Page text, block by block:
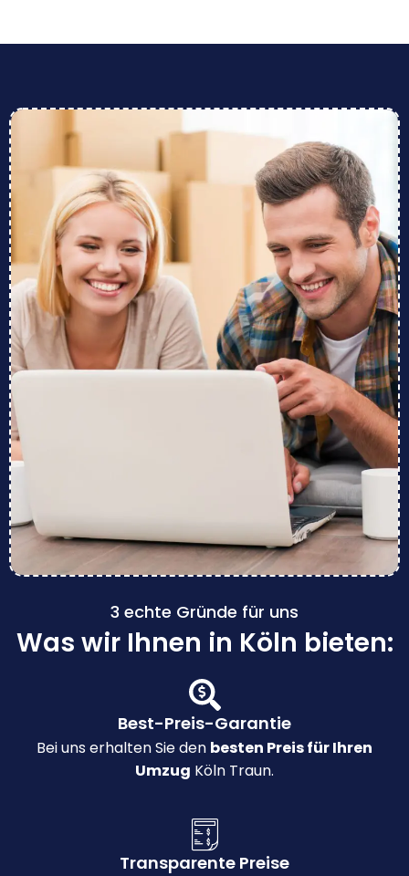
3 echte Gründe für uns
Was wir Ihnen in Köln bieten:
Best-Preis-Garantie
Bei uns erhalten Sie den besten Preis für Ihren
Umzug Köln Traun.
Transparente Preise